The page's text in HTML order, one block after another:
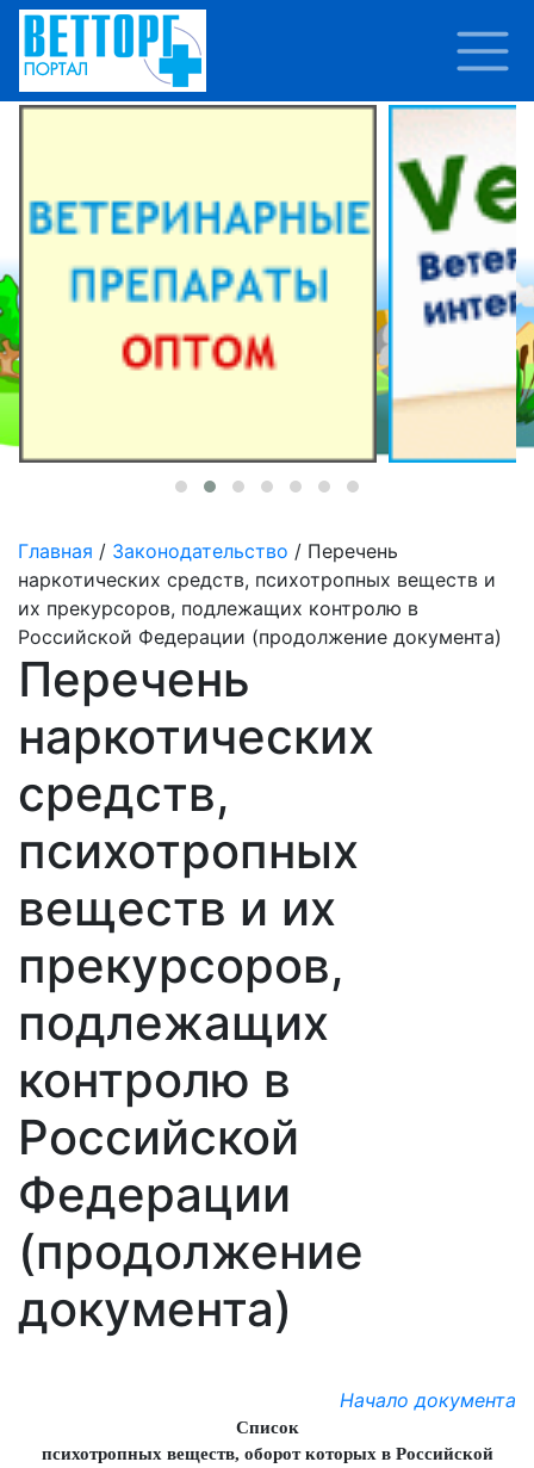
Главная / Законодательство / Перечень
наркотических средств, психотропных веществ и
их прекурсоров, подлежащих контролю в
Российской Федерации (продолжение документа)
Перечень
наркотических
средств,
психотропных
веществ и их
прекурсоров,
подлежащих
контролю в
Российской
Федерации
(продолжение
документа)
Начало документа
Список
психотропных веществ, оборот которых в Российской